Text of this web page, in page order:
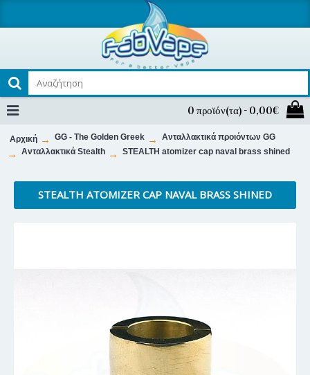
0 προϊόν(τα) - 0,00€
Αρχική GG - The Golden Greek
Ανταλλακτικά προιόντων GG
Ανταλλακτικά Stealth
STEALTH atomizer cap naval brass shined
STEALTH ATOMIZER CAP NAVAL BRASS SHINED